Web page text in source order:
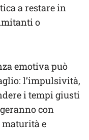
a restare in
o
emotiva può
l’impulsività,
i tempi giusti
con
maturità e